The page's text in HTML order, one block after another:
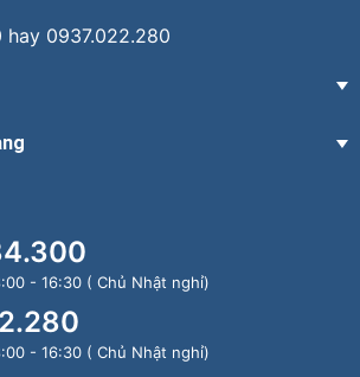
hay 0937.022.280
- 16:30 ( Chủ Nhật nghỉ)
- 16:30 ( Chủ Nhật nghỉ)